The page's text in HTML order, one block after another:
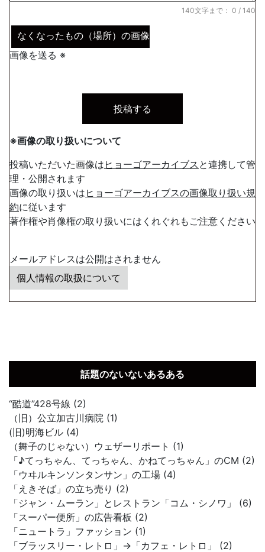
140文字まで： 0 / 140
なくなったもの（場所）の画像
画像を送る ※
※画像の取り扱いについて
投稿いただいた画像は ヒョーゴアーカイブス と連携して管
理・公開されます
画像の取り扱いは ヒョーゴアーカイブスの画像取り扱い規
約に従います
著作権や肖像権の取り扱いにはくれぐれもご注意ください
メールアドレスは公開はされません
個人情報の取扱について
話題のないないあるある
“酷道”428号線 (2)
（旧）公立加古川病院 (1)
(旧)明海ビル (4)
（舞子のじゃない）ウェザーリポート (1)
「♪てっちゃん、てっちゃん、かねてっちゃん」のCM (2)
「ウヰルキンソンタンサン」の工場 (4)
「えきそば」の立ち売り (2)
「ジャン・ムーラン」とレストラン「コム・シノワ」 (6)
「スーパー便所」の広告看板 (2)
「ニュートラ」ファッション (1)
「ブラッスリー・レトロ」→「カフェ・レトロ」 (2)